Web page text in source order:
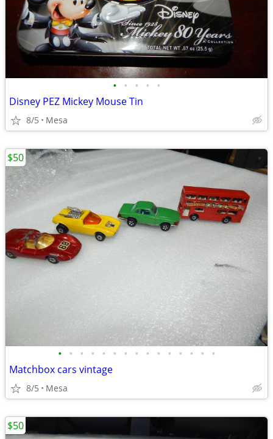
• • • • •
Disney PEZ Mickey Mouse Tin
8/5 Mesa
• • • • • • • • • • • • • • •
Matchbox cars vintage
8/5 Mesa
$50
$50